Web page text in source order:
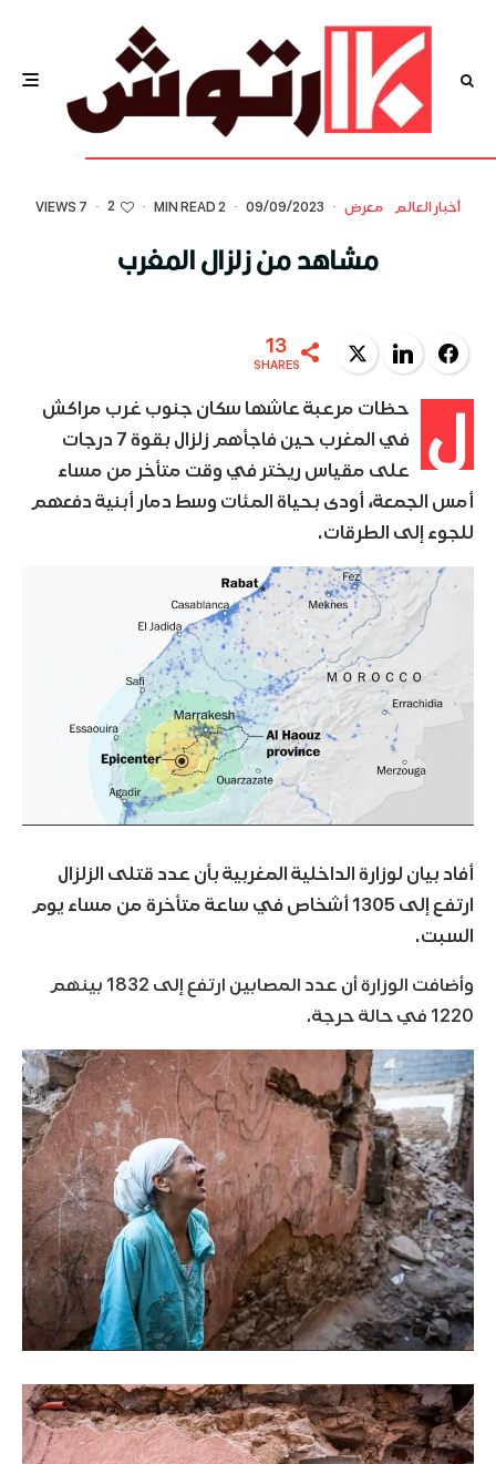
أخبار العالم معرض ·
09/09/2023
·
2 MIN READ
·
2
·
7 VIEWS
مشاهد من زلزال المغرب
Facebook
LinkedIn
Twitter
13
SHARES
ل
حظات مرعبة عاشها سكان جنوب غرب مراكش
في المغرب حين فاجأهم زلزال بقوة 7 درجات
على مقياس ريختر في وقت متأخر من مساء
أمس الجمعة، أودى بحياة المئات وسط دمار أبنية دفعهم
للجوء إلى الطرقات.
أفاد بيان لوزارة الداخلية المغربية بأن عدد قتلى الزلزال
ارتفع إلى 1305 أشخاص في ساعة متأخرة من مساء يوم
السبت.
وأضافت الوزارة أن عدد المصابين ارتفع إلى 1832 بينهم
1220 في حالة حرجة.